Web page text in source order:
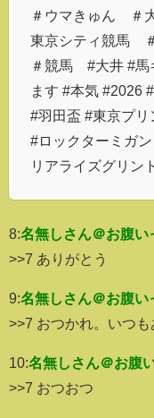
＃ウマきゅん ＃
東京シティ競馬
＃競馬 #大井 #馬
ます #本気 #2026
#羽田盃 #東京プリ
#ロックターミガ
リアライズグリン
8:名無しさん＠お腹い
>>7 ありがとう
9:名無しさん＠お腹い
>>7 おつかれ。いつも
10:名無しさん＠お腹
>>7 おつおつ